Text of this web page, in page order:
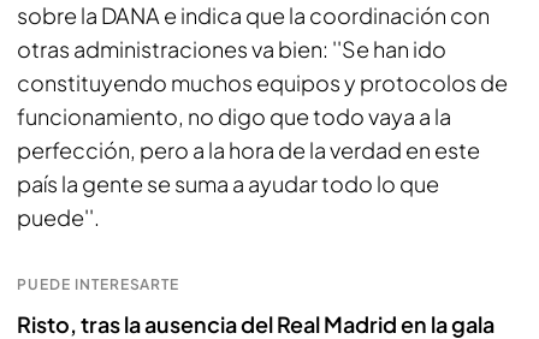
sobre la DANA e indica que la coordinación con
otras administraciones va bien: ''Se han ido
constituyendo muchos equipos y protocolos de
funcionamiento, no digo que todo vaya a la
perfección, pero a la hora de la verdad en este
país la gente se suma a ayudar todo lo que
puede''.
PUEDE INTERESARTE
Risto, tras la ausencia del Real Madrid en la gala